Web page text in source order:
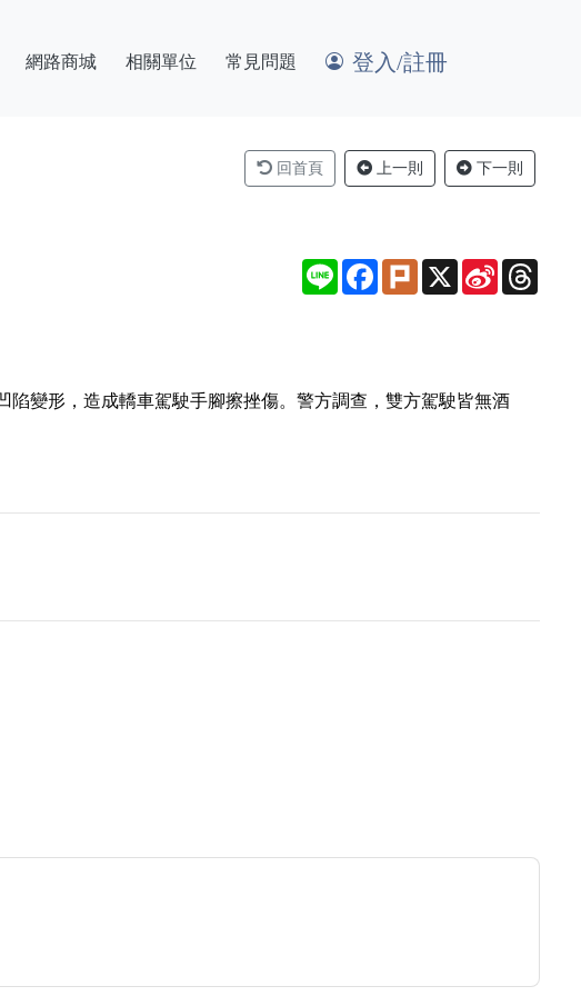
網路商城 相關單位 常見問題 登入/註冊
回首頁 上一則 下一則
Line Facebook
Plurk X
Sina
Weibo
變形，造成轎車駕駛手腳擦挫傷。警方調查，雙方駕駛皆無酒